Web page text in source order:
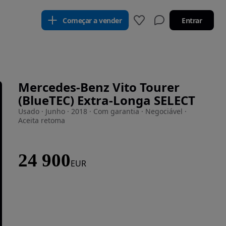
Começar a vender Entrar
Mercedes-Benz Vito Tourer
(BlueTEC) Extra-Longa SELECT
Usado · Junho · 2018 · Com garantia · Negociável ·
Aceita retoma
24 900EUR